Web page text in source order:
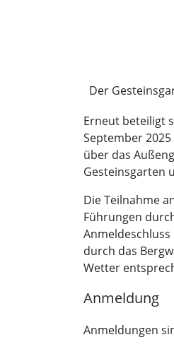
Der
Erneut beteiligt
September
über das
Gesteinsgarten
Die Teilnahme
Führungen
durch das
Wetter
Anmeldung
Anmeldungen